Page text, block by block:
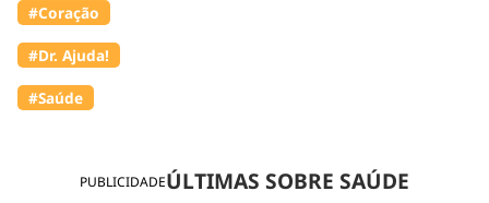
PUBLICIDADEÚLTIMAS SOBRE SAÚDE
#Coração
#Dr. Ajuda!
#Saúde